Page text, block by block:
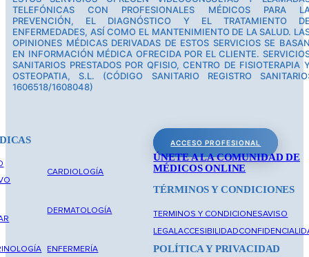
TELEFÓNICAS CON PROFESIONALES MÉDICOS PARA
PREVENCIÓN, EL DIAGNÓSTICO Y EL TRATAMIENTO
ENFERMEDADES, ASÍ COMO EL MANTENIMIENTO DE LA SALUD.
OPINIONES MÉDICAS DERIVADAS DE ESTOS SERVICIOS SE
EN INFORMACIÓN MÉDICA OFRECIDA POR EL CLIENTE.
SANITARIOS PRESTADOS POR QFISIO, CENTRO DE FISIOTERAPIA
OSTEOPATIA, S.L. (CÓDIGO SANITARIO REGISTRO
1606518/1608048)
CARDIOLOGÍA
DERMATOLOGÍA
ENFERMERÍA
ACCESO PROFESIONAL
ÚNETE A LA COMUNIDAD DE
MÉDICOS ONLINE
TÉRMINOS Y CONDICIONES
TERMINOS Y CONDICIONESAVISO
LEGALACCESIBILIDAD
POLÍTICA Y PRIVACIDAD